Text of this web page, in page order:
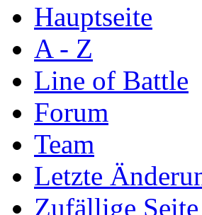
Hauptseite
A - Z
Line of Battle
Forum
Team
Letzte
Zufällige Seite